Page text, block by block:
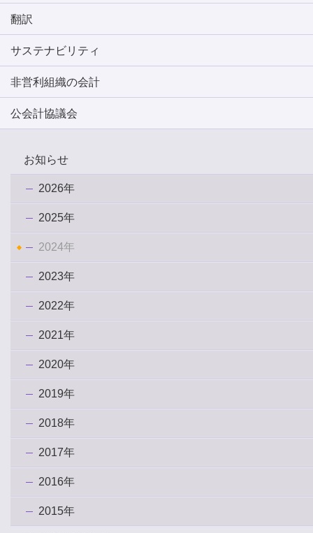
翻訳
サステナビリティ
非営利組織の会計
公会計協議会
お知らせ
2026年
2025年
2024年
2023年
2022年
2021年
2020年
2019年
2018年
2017年
2016年
2015年